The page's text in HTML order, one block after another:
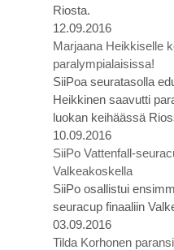
Riosta.
12.09.2016
Marjaana Heikkiselle
paralympialaisissa!
SiiPoa seuratasolla
Heikkinen saavutti
luokan keihäässä
10.09.2016
SiiPo Vattenfall-
Valkeakoskella
SiiPo osallistui
seuracup finaaliin
03.09.2016
Tilda Korhonen